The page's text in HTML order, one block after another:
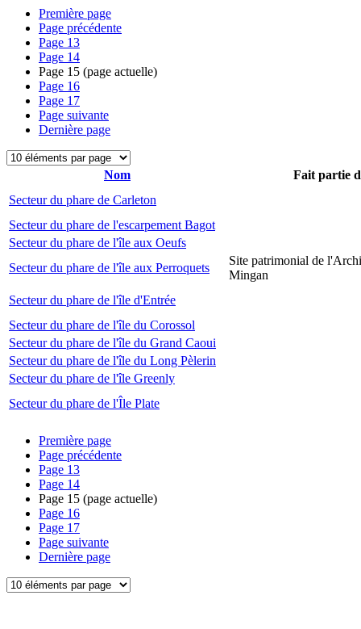
Première page
Page précédente
Page 13
Page 14
Page 15 (page actuelle)
Page 16
Page 17
Page suivante
Dernière page
Nom
Fait partie
Secteur du phare de Carleton
Secteur du phare de l'escarpement Bagot
Secteur du phare de l'île aux Oeufs
Secteur du phare de l'île aux Perroquets
Site patrimonial de
Mingan
Secteur du phare de l'île d'Entrée
Secteur du phare de l'île du Corossol
Secteur du phare de l'île du Grand Caoui
Secteur du phare de l'île du Long Pèlerin
Secteur du phare de l'île Greenly
Secteur du phare de l'Île Plate
Première page
Page précédente
Page 13
Page 14
Page 15 (page actuelle)
Page 16
Page 17
Page suivante
Dernière page